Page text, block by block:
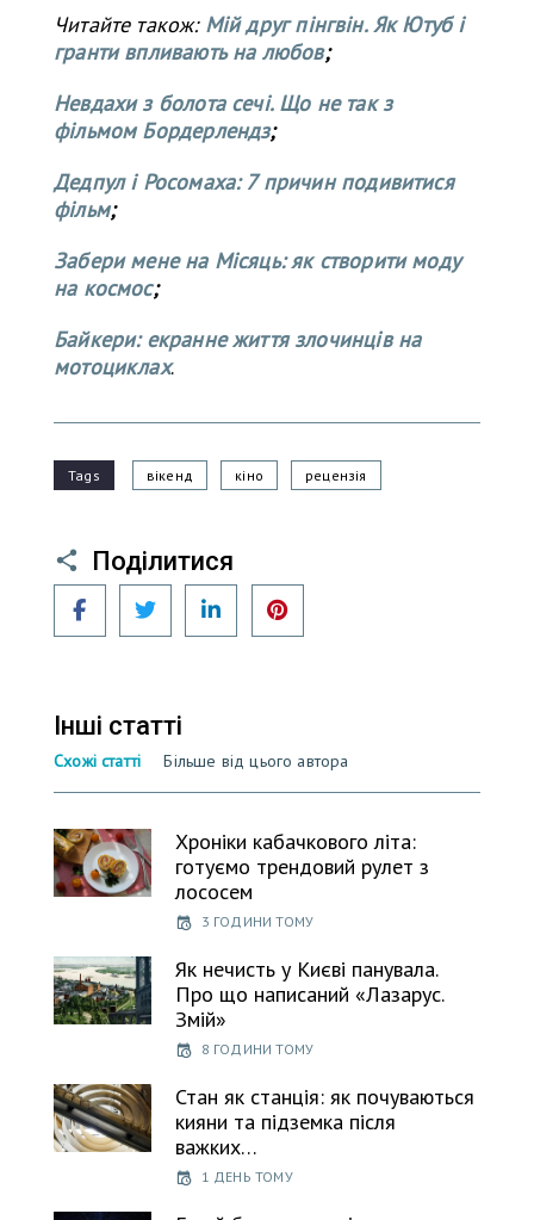
Читайте також: Мій друг пінгвін. Як Ютуб і
гранти впливають на любов;
Невдахи з болота сечі. Що не так з
фільмом Бордерлендз;
Дедпул і Росомаха: 7 причин подивитися
фільм;
Забери мене на Місяць: як створити моду
на космос;
Байкери: екранне життя злочинців на
мотоциклах.
Tags вікенд кіно рецензія
Поділитися
FacebookTwitter LinkedIn
Інші статті
Схожі статті Більше від цього автора
Хроніки кабачкового літа:
готуємо трендовий рулет з
лососем
3 ГОДИНИ ТОМУ
Як нечисть у Києві панувала.
Про що написаний «Лазарус.
Змій»
8 ГОДИНИ ТОМУ
Стан як станція: як почуваються
кияни та підземка після
важких…
1 ДЕНЬ ТОМУ